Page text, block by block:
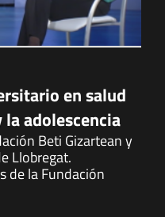
en salud
adolescencia
Beti Gizartean y
Llobregat.
de la Fundación